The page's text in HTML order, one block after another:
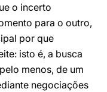
o incerto
para o outro,
por que
isto é, a busca
menos, de um
negociações